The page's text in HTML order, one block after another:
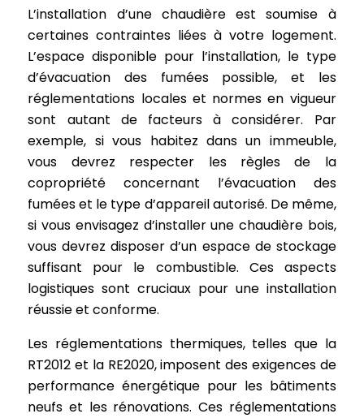
L’installation d’une chaudière est soumise à
certaines contraintes liées à votre logement.
L’espace disponible pour l’installation, le type
d’évacuation des fumées possible, et les
réglementations locales et normes en vigueur
sont autant de facteurs à considérer. Par
exemple, si vous habitez dans un immeuble,
vous devrez respecter les règles de la
copropriété concernant l’évacuation des
fumées et le type d’appareil autorisé. De même,
si vous envisagez d’installer une chaudière bois,
vous devrez disposer d’un espace de stockage
suffisant pour le combustible. Ces aspects
logistiques sont cruciaux pour une installation
réussie et conforme.
Les réglementations thermiques, telles que la
RT2012 et la RE2020, imposent des exigences de
performance énergétique pour les bâtiments
neufs et les rénovations. Ces réglementations